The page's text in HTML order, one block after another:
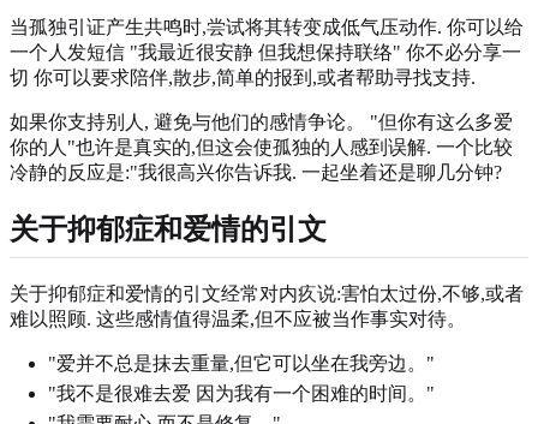
当孤独引证产生共鸣时,尝试将其转变成低气压动作. 你可以给
一个人发短信 "我最近很安静 但我想保持联络" 你不必分享一
切 你可以要求陪伴,散步,简单的报到,或者帮助寻找支持.
如果你支持别人, 避免与他们的感情争论。 "但你有这么多爱
你的人"也许是真实的,但这会使孤独的人感到误解. 一个比较
冷静的反应是:"我很高兴你告诉我. 一起坐着还是聊几分钟?
关于抑郁症和爱情的引文
关于抑郁症和爱情的引文经常对内疚说:害怕太过份,不够,或者
难以照顾. 这些感情值得温柔,但不应被当作事实对待。
"爱并不总是抹去重量,但它可以坐在我旁边。"
"我不是很难去爱 因为我有一个困难的时间。"